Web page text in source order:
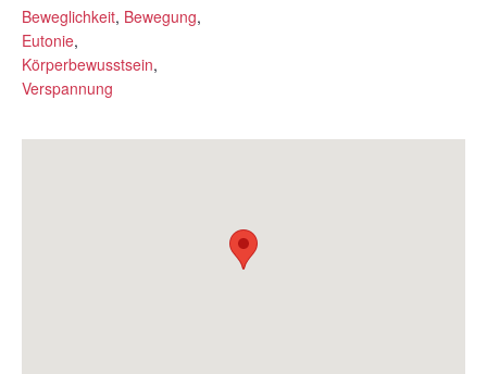
Beweglichkeit, Bewegung,
Eutonie,
Körperbewusstsein,
Verspannung